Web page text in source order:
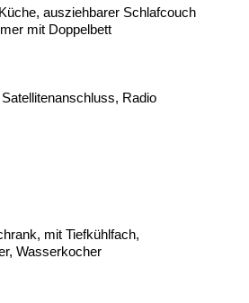
ausziehbarer Schlafcouch
mit Doppelbett
Radio
mit Tiefkühlfach,
Wasserkocher